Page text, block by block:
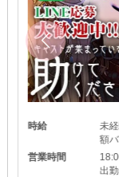
時給
未
額
営業時間
出